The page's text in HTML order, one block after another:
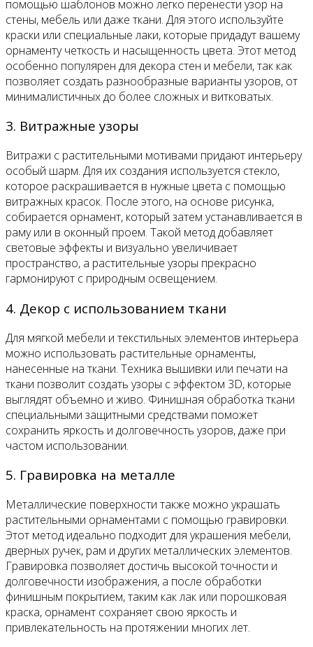
помощью шаблонов можно легко перенести узор на
стены, мебель или даже ткани. Для этого используйте
краски или специальные лаки, которые придадут вашему
орнаменту четкость и насыщенность цвета. Этот метод
особенно популярен для декора стен и мебели, так как
позволяет создать разнообразные варианты узоров, от
минималистичных до более сложных и витковатых.
3. Витражные узоры
Витражи с растительными мотивами придают интерьеру
особый шарм. Для их создания используется стекло,
которое раскрашивается в нужные цвета с помощью
витражных красок. После этого, на основе рисунка,
собирается орнамент, который затем устанавливается в
раму или в оконный проем. Такой метод добавляет
световые эффекты и визуально увеличивает
пространство, а растительные узоры прекрасно
гармонируют с природным освещением.
4. Декор с использованием ткани
Для мягкой мебели и текстильных элементов интерьера
можно использовать растительные орнаменты,
нанесенные на ткани. Техника вышивки или печати на
ткани позволит создать узоры с эффектом 3D, которые
выглядят объемно и живо. Финишная обработка ткани
специальными защитными средствами поможет
сохранить яркость и долговечность узоров, даже при
частом использовании.
5. Гравировка на металле
Металлические поверхности также можно украшать
растительными орнаментами с помощью гравировки.
Этот метод идеально подходит для украшения мебели,
дверных ручек, рам и других металлических элементов.
Гравировка позволяет достичь высокой точности и
долговечности изображения, а после обработки
финишным покрытием, таким как лак или порошковая
краска, орнамент сохраняет свою яркость и
привлекательность на протяжении многих лет.